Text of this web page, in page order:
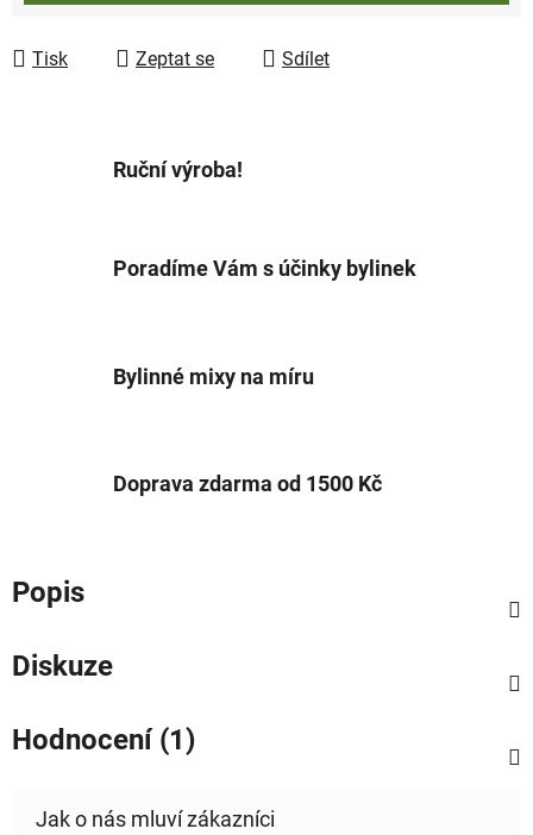
Tisk Zeptat se Sdílet
Ruční výroba!
Poradíme Vám s účinky bylinek
Bylinné mixy na míru
Doprava zdarma od 1500 Kč
Popis
Diskuze
Hodnocení (1)